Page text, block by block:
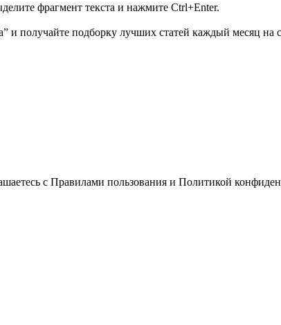
фрагмент текста и нажмите Ctrl+Enter.
и получайте подборку лучших статей каждый месяц на
с Правилами пользования и Политикой